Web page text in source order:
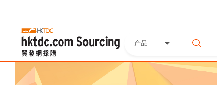
产品